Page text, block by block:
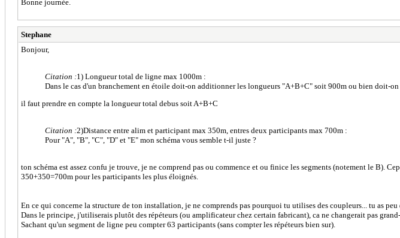
Bonne journée.
Stephane
Bonjour,
Citation :1) Longueur total de ligne max 1000m :
Dans le cas d'un branchement en étoile doit-on additionner les longueurs "A+B+C" soit 900m ou bien doit-
il faut prendre en compte la longueur total debus soit A+B+C
Citation :2)Distance entre alim et participant max 350m, entres deux participants max 700m :
Pour "A", "B", "C", "D" et "E" mon schéma vous semble t-il juste ?
ton schéma est assez confu je trouve, je ne comprend pas ou commence et ou finice les segments (notement le B).
350+350=700m pour les participants les plus éloignés.
En ce qui concerne la structure de ton installation, je ne comprends pas pourquoi tu utilises des coupleurs... tu as
Dans le principe, j'utiliserais plutôt des répéteurs (ou amplificateur chez certain fabricant), ca ne changerait pas
Sachant qu'un segment de ligne peu compter 63 participants (sans compter les répéteurs bien sur).